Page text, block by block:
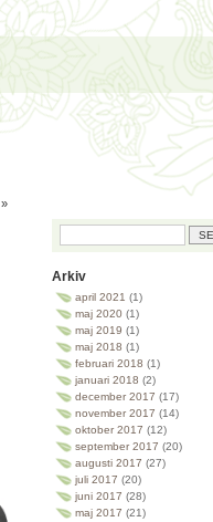
»
Arkiv
april 2021 (1)
maj 2020 (1)
maj 2019 (1)
maj 2018 (1)
februari 2018 (1)
januari 2018 (2)
december 2017 (17)
november 2017 (14)
oktober 2017 (12)
september 2017 (20)
augusti 2017 (27)
juli 2017 (20)
juni 2017 (28)
maj 2017 (21)